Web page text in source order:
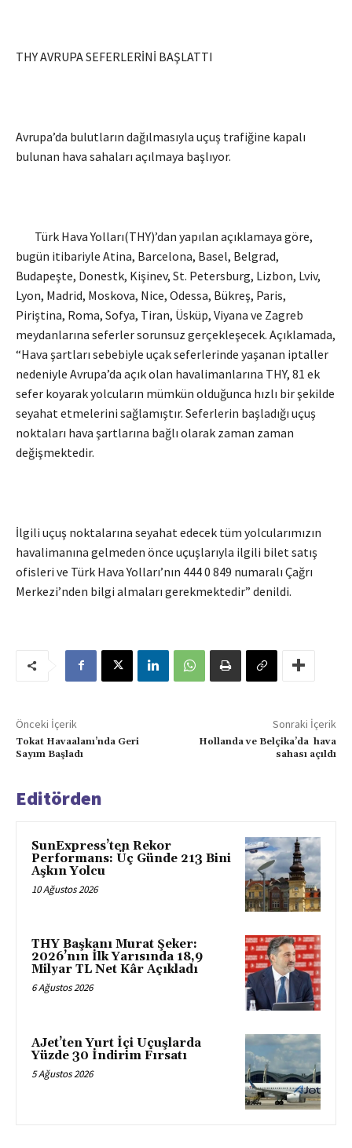
THY AVRUPA SEFERLERİNİ BAŞLATTI
Avrupa’da bulutların dağılmasıyla uçuş trafiğine kapalı
bulunan hava sahaları açılmaya başlıyor.
Türk Hava Yolları(THY)’dan yapılan açıklamaya göre,
bugün itibariyle Atina, Barcelona, Basel, Belgrad,
Budapeşte, Donestk, Kişinev, St. Petersburg, Lizbon, Lviv,
Lyon, Madrid, Moskova, Nice, Odessa, Bükreş, Paris,
Piriştina, Roma, Sofya, Tiran, Üsküp, Viyana ve Zagreb
meydanlarına seferler sorunsuz gerçekleşecek. Açıklamada,
“Hava şartları sebebiyle uçak seferlerinde yaşanan iptaller
nedeniyle Avrupa’da açık olan havalimanlarına THY, 81 ek
sefer koyarak yolcuların mümkün olduğunca hızlı bir şekilde
seyahat etmelerini sağlamıştır. Seferlerin başladığı uçuş
noktaları hava şartlarına bağlı olarak zaman zaman
değişmektedir.
İlgili uçuş noktalarına seyahat edecek tüm yolcularımızın
havalimanına gelmeden önce uçuşlarıyla ilgili bilet satış
ofisleri ve Türk Hava Yolları’nın 444 0 849 numaralı Çağrı
Merkezi’nden bilgi almaları gerekmektedir” denildi.
Önceki İçerik
Tokat Havaalanı’nda Geri
Sayım Başladı
Sonraki İçerik
Hollanda ve Belçika’da hava
sahası açıldı
Editörden
SunExpress’ten Rekor
Performans: Üç Günde 213 Bini
Aşkın Yolcu
10 Ağustos 2026
THY Başkanı Murat Şeker:
2026’nın İlk Yarısında 18,9
Milyar TL Net Kâr Açıkladı
6 Ağustos 2026
AJet’ten Yurt İçi Uçuşlarda
Yüzde 30 İndirim Fırsatı
5 Ağustos 2026